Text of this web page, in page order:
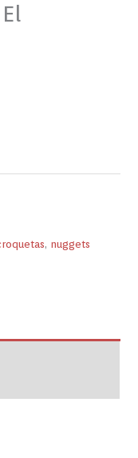
, nuggets